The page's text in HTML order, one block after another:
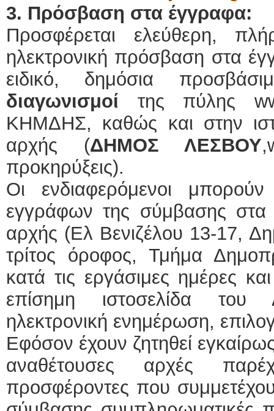
3. Πρόσβαση στα έγγραφα:
Προσφέρεται ελεύθερη,
ηλεκτρονική πρόσβαση στα
ειδικό, δημόσια
διαγωνισμοί της πύλης
ΚΗΜΔΗΣ, καθώς και στην
αρχής (ΔΗΜΟΣ ΛΕΣΒΟΥ
προκηρύξεις).
Οι ενδιαφερόμενοι
εγγράφων της σύμβασης στα
αρχής (Ελ Βενιζέλου 13-17,
τρίτος όροφος, Τμήμα
κατά τις εργάσιμες ημέρες
επίσημη ιστοσελίδα
ηλεκτρονική ενημέρωση,
Εφόσον έχουν ζητηθεί
αναθέτουσες αρχές
προσφέροντες που